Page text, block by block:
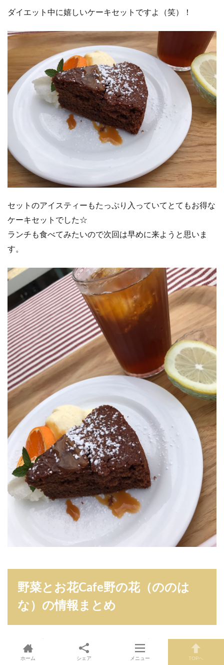
ダイエット中に嬉しいケーキセットですよ（笑）！
セットのアイスティーもたっぷり入っていてとてもお得な
ケーキセットでした☆
ランチも食べてみたいので次回は早めに来ようと思いま
す。
野菜とお花Cafe野の花（ののは
な）の情報まとめ
忙しい日常から離れてゆったりとした時間を過ごしたい。
そんな時に野の花（ののはな）さんに訪れて見て欲しいで
ホーム シェア メニュー TOPへ